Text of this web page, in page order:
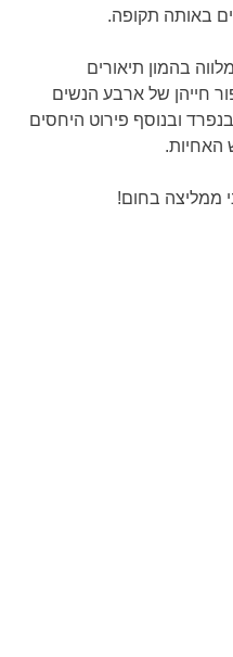
באותה תקופה.
בהמון תיאורים
חייהן של ארבע הנשים
ובנוסף פירוט היחסים
האחיות.
ממליצה בחום!